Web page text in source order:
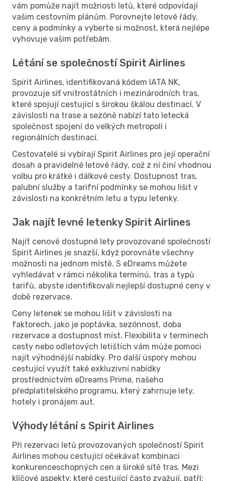
vám pomůže najít možnosti letů, které odpovídají
vašim cestovním plánům. Porovnejte letové řády,
ceny a podmínky a vyberte si možnost, která nejlépe
vyhovuje vašim potřebám.
Létání se společností Spirit Airlines
Spirit Airlines, identifikovaná kódem IATA NK,
provozuje síť vnitrostátních i mezinárodních tras,
které spojují cestující s širokou škálou destinací. V
závislosti na trase a sezóně nabízí tato letecká
společnost spojení do velkých metropolí i
regionálních destinací.
Cestovatelé si vybírají Spirit Airlines pro její operační
dosah a pravidelné letové řády, což z ní činí vhodnou
volbu pro krátké i dálkové cesty. Dostupnost tras,
palubní služby a tarifní podmínky se mohou lišit v
závislosti na konkrétním letu a typu letenky.
Jak najít levné letenky Spirit Airlines
Najít cenově dostupné lety provozované společností
Spirit Airlines je snazší, když porovnáte všechny
možnosti na jednom místě. S eDreams můžete
vyhledávat v rámci několika termínů, tras a typů
tarifů, abyste identifikovali nejlepší dostupné ceny v
době rezervace.
Ceny letenek se mohou lišit v závislosti na
faktorech, jako je poptávka, sezónnost, doba
rezervace a dostupnost míst. Flexibilita v termínech
cesty nebo odletových letištích vám může pomoci
najít výhodnější nabídky. Pro další úspory mohou
cestující využít také exkluzivní nabídky
prostřednictvím eDreams Prime, našeho
předplatitelského programu, který zahrnuje lety,
hotely i pronájem aut.
Výhody létání s Spirit Airlines
Při rezervaci letů provozovaných společností Spirit
Airlines mohou cestující očekávat kombinaci
konkurenceschopných cen a široké sítě tras. Mezi
klíčové aspekty, které cestující často zvažují, patří: